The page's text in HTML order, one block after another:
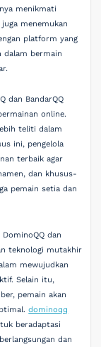
menikmati
menemukan
platform yang
dalam bermain
dan BandarQQ
online.
teliti dalam
ini, pengelola
terbaik agar
dan khusus-
pemain setia dan
dan
teknologi mutakhir
mewujudkan
Selain itu,
pemain akan
dominoqq
beradaptasi
dan